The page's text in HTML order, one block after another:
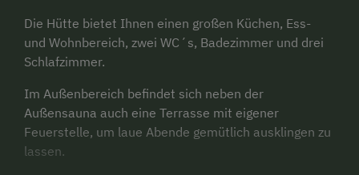
Die Hütte bietet Ihnen einen großen Küchen, Ess-
und Wohnbereich, zwei WC´s, Badezimmer und drei
Schlafzimmer.
Im Außenbereich befindet sich neben der
Außensauna auch eine Terrasse mit eigener
Feuerstelle, um laue Abende gemütlich ausklingen zu
lassen.